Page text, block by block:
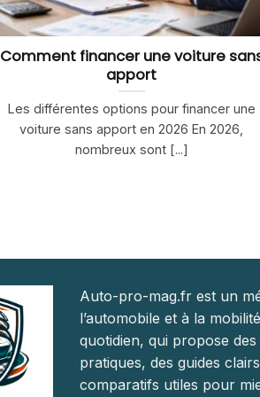
Comment financer une voiture
apport
Les différentes options pour financer une
voiture sans apport en 2026 En 2026,
nombreux sont [...]
Auto-pro-mag.fr est un
l’automobile et à la
quotidien, qui propose des
pratiques, des guides
comparatifs utiles pour